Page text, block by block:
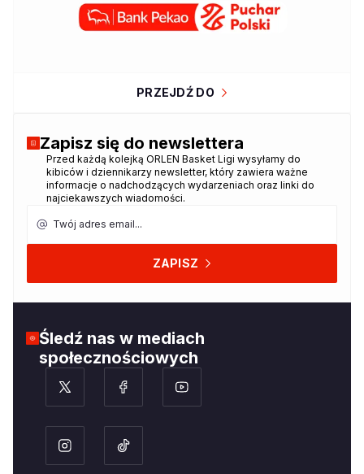
PRZEJDŹ DO
Zapisz się do newslettera
Przed każdą kolejką ORLEN Basket Ligi wysyłamy do
kibiców i dziennikarzy newsletter, który zawiera ważne
informacje o nadchodzących wydarzeniach oraz linki do
najciekawszych wiadomości.
ZAPISZ
Dziękujemy za zapisanie się do
newslettera!
Śledź nas w mediach
społecznościowych